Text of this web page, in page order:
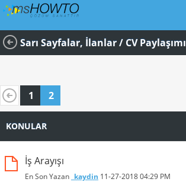
Sarı Sayfalar, İlanlar / CV Paylaşımı
1 2
KONULAR
İş Arayışı
En Son Yazan _kaydin 11-27-201804:29 PM